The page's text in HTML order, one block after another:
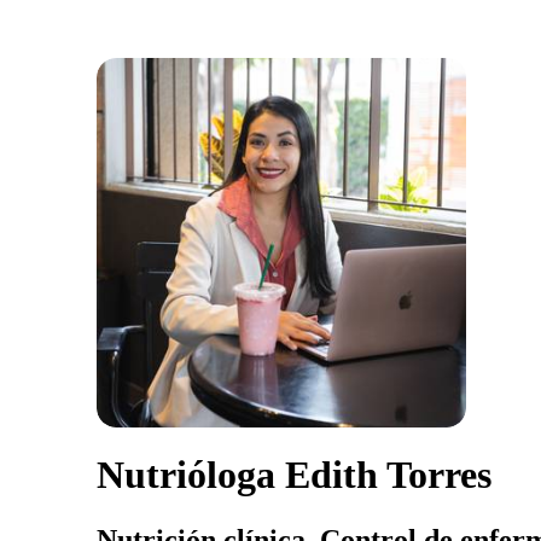
Nutrióloga Edith Torres